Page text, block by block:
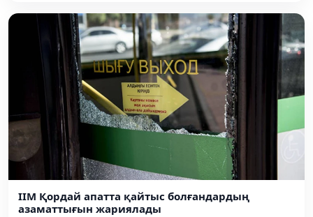
ІІМ Қордай апатта қайтыс болғандардың
азаматтығын жариялады